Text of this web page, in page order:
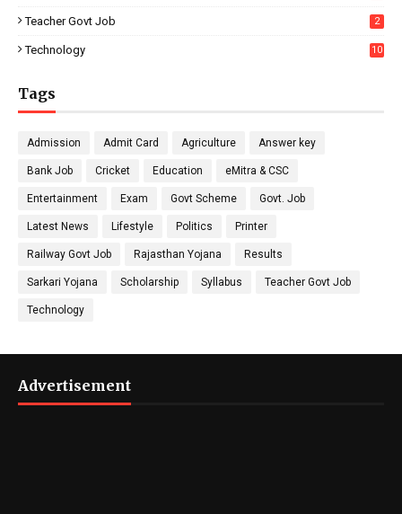
Teacher Govt Job 2
Technology 10
Tags
Admission Admit Card Agriculture Answer key
Bank Job Cricket Education eMitra & CSC
Entertainment Exam Govt Scheme Govt. Job
Latest News Lifestyle Politics Printer
Railway Govt Job Rajasthan Yojana Results
Sarkari Yojana Scholarship Syllabus Teacher Govt Job
Technology
Advertisement